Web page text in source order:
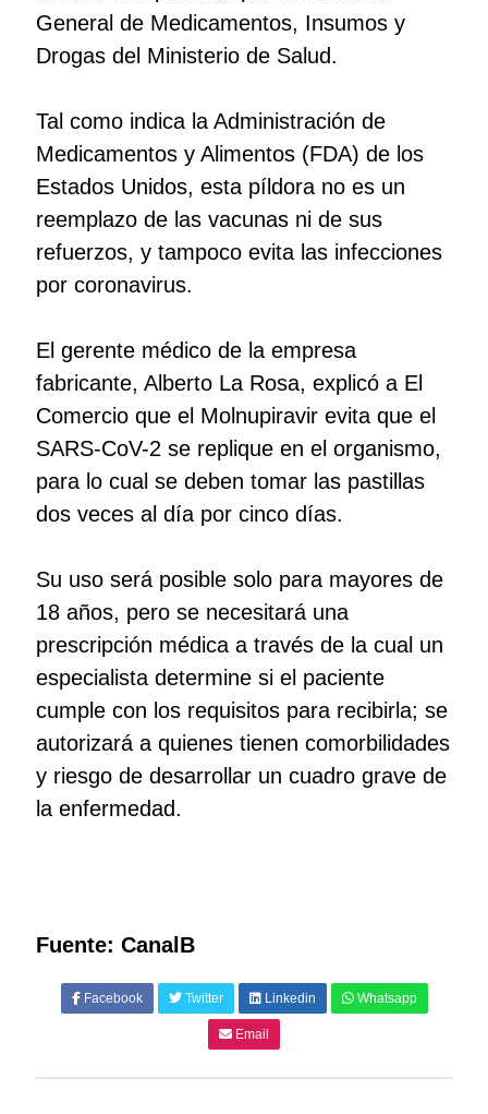
General de Medicamentos, Insumos y
Drogas del Ministerio de Salud.
Tal como indica la Administración de
Medicamentos y Alimentos (FDA) de los
Estados Unidos, esta píldora no es un
reemplazo de las vacunas ni de sus
refuerzos, y tampoco evita las infecciones
por coronavirus.
El gerente médico de la empresa
fabricante, Alberto La Rosa, explicó a El
Comercio que el Molnupiravir evita que el
SARS-CoV-2 se replique en el organismo,
para lo cual se deben tomar las pastillas
dos veces al día por cinco días.
Su uso será posible solo para mayores de
18 años, pero se necesitará una
prescripción médica a través de la cual un
especialista determine si el paciente
cumple con los requisitos para recibirla; se
autorizará a quienes tienen comorbilidades
y riesgo de desarrollar un cuadro grave de
la enfermedad.
Fuente: CanalB
Facebook Twitter Linkedin Whatsapp
Email